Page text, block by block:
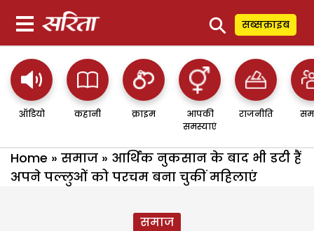
⚲ सब्सक्राइब
ऑडियो कहानी क्राइम
आपकी
समस्याएं
राजनीति
Home » समाज » आर्थिक नुकसान के बाद भी डटी हैं
अपने पल्लुओं को परचम बना चुकीं महिलाएं
समाज